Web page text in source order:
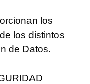
los
los distintos
de Datos.